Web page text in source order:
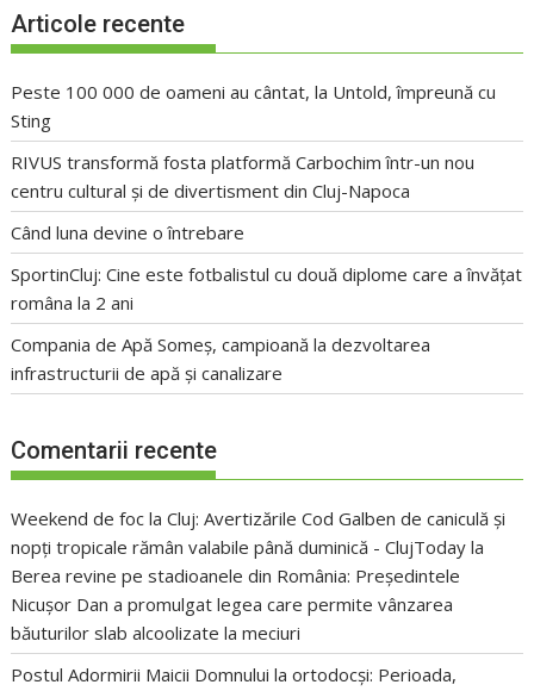
Articole recente
Peste 100 000 de oameni au cântat, la Untold, împreună cu
Sting
RIVUS transformă fosta platformă Carbochim într-un nou
centru cultural și de divertisment din Cluj-Napoca
Când luna devine o întrebare
SportinCluj: Cine este fotbalistul cu două diplome care a învățat
româna la 2 ani
Compania de Apă Someș, campioană la dezvoltarea
infrastructurii de apă și canalizare
Comentarii recente
Weekend de foc la Cluj: Avertizările Cod Galben de caniculă și
nopți tropicale rămân valabile până duminică - ClujToday la
Berea revine pe stadioanele din România: Președintele
Nicușor Dan a promulgat legea care permite vânzarea
băuturilor slab alcoolizate la meciuri
Postul Adormirii Maicii Domnului la ortodocși: Perioada,